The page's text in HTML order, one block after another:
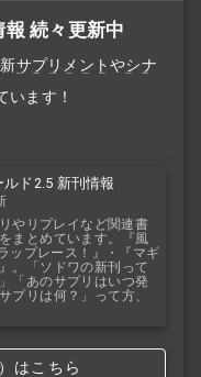
続々更新中
サプリメントやシナ
います！
ルド2.5 新刊情報
やリプレイなど関連書
まとめています。『風
ップレース！』・『マギ
。「ソドワの新刊って
「あのサプリはいつ発
プリは何？」って方、
はこちら